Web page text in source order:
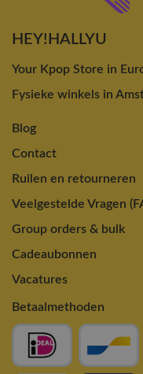
HEY!HALLYU
Your Kpop Store in
Fysieke winkels in
Blog
Contact
Ruilen en retourneren
Veelgestelde Vragen
Group orders & bulk
Cadeaubonnen
Vacatures
Betaalmethoden